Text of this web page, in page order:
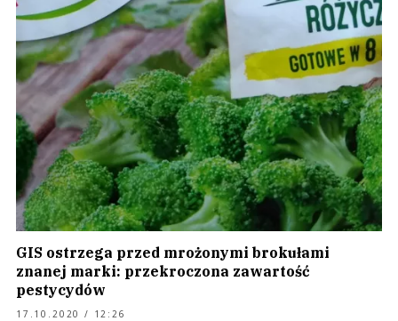
GIS ostrzega przed mrożonymi brokułami
znanej marki: przekroczona zawartość
pestycydów
17.10.2020 / 12:26